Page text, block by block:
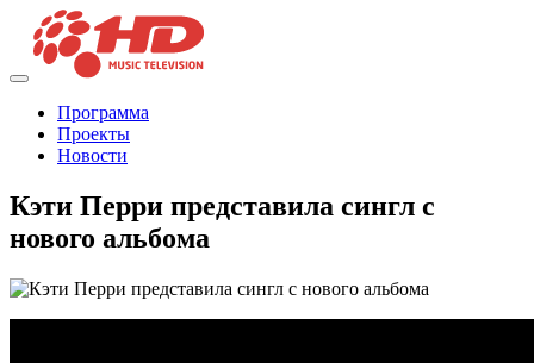
Программа
Проекты
Новости
Кэти Перри представила сингл с
нового альбома